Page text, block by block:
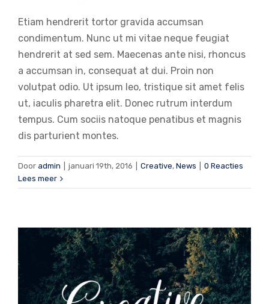
Etiam hendrerit tortor gravida accumsan
condimentum. Nunc ut mi vitae neque feugiat
hendrerit at sed sem. Maecenas ante nisi, rhoncus
a accumsan in, consequat at dui. Proin non
volutpat odio. Ut ipsum leo, tristique sit amet felis
ut, iaculis pharetra elit. Donec rutrum interdum
tempus. Cum sociis natoque penatibus et magnis
dis parturient montes.
Door admin januari 19th, 2016 Creative, News
0 Reacties
Lees meer
Aliquam luctus sem massa